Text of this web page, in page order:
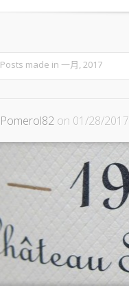
Posts made in 一月, 2017
Pomerol82 on 01/28/2017